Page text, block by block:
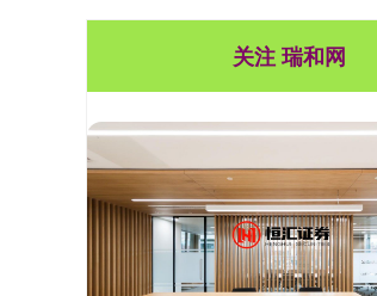
关注 瑞和网